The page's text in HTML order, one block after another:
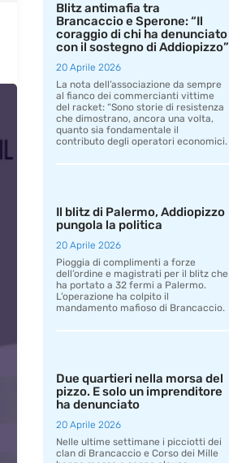
Blitz antimafia tra
Brancaccio e Sperone: “Il
coraggio di chi ha denunciato
con il sostegno di Addiopizzo”
20 Aprile 2026
La nota dell’associazione da sempre
al fianco dei commercianti vittime
del racket: “Sono storie di resistenza
che dimostrano, ancora una volta,
quanto sia fondamentale il
contributo degli operatori economici.
Il blitz di Palermo, Addiopizzo
pungola la politica
20 Aprile 2026
Pioggia di complimenti a forze
dell’ordine e magistrati per il blitz che
ha portato a 32 fermi a Palermo.
L’operazione ha colpito il
mandamento mafioso di Brancaccio.
Due quartieri nella morsa del
pizzo. E solo un imprenditore
ha denunciato
20 Aprile 2026
Nelle ultime settimane i picciotti dei
clan di Brancaccio e Corso dei Mille